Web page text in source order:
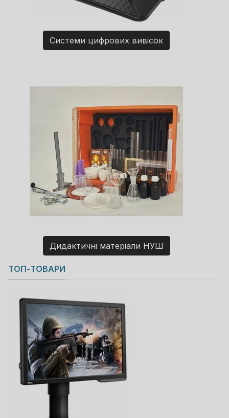
Системи цифрових вивісок
Дидактичні матеріали НУШ
Copyright MAXXmarketing GmbH
JoomShopping Download & Support
ТОП-ТОВАРИ